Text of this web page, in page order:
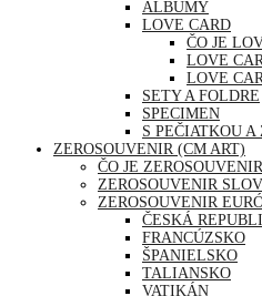
ALBUMY
LOVE CARD
ČO JE
LOVE
LOVE
SETY A FOLDRE
SPECIMEN
S PEČIATKOU
ZEROSOUVENIR (CM ART)
ČO JE ZEROSOUVENIR
ZEROSOUVENIR
ZEROSOUVENIR
ČESKÁ
FRANCÚZSKO
ŠPANIELSKO
TALIANSKO
VATIKÁN